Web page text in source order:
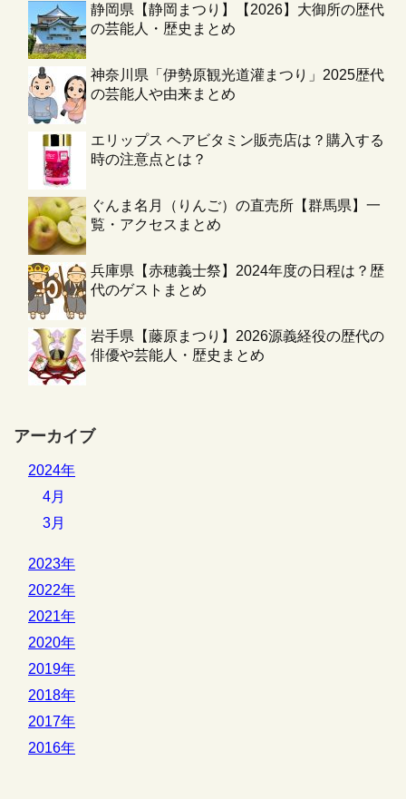
静岡県【静岡まつり】【2026】大御所の歴代
の芸能人・歴史まとめ
神奈川県「伊勢原観光道灌まつり」2025歴代
の芸能人や由来まとめ
エリップス ヘアビタミン販売店は？購入する
時の注意点とは？
ぐんま名月（りんご）の直売所【群馬県】一
覧・アクセスまとめ
兵庫県【赤穂義士祭】2024年度の日程は？歴
代のゲストまとめ
岩手県【藤原まつり】2026源義経役の歴代の
俳優や芸能人・歴史まとめ
アーカイブ
2024年
4月
3月
2023年
2022年
2021年
2020年
2019年
2018年
2017年
2016年